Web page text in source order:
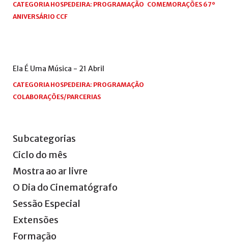
CATEGORIA HOSPEDEIRA: PROGRAMAÇÃO COMEMORAÇÕES 67º
ANIVERSÁRIO CCF
Ela É Uma Música - 21 Abril
CATEGORIA HOSPEDEIRA: PROGRAMAÇÃO
COLABORAÇÕES/PARCERIAS
Subcategorias
Ciclo do mês
Mostra ao ar livre
O Dia do Cinematógrafo
Sessão Especial
Extensões
Formação